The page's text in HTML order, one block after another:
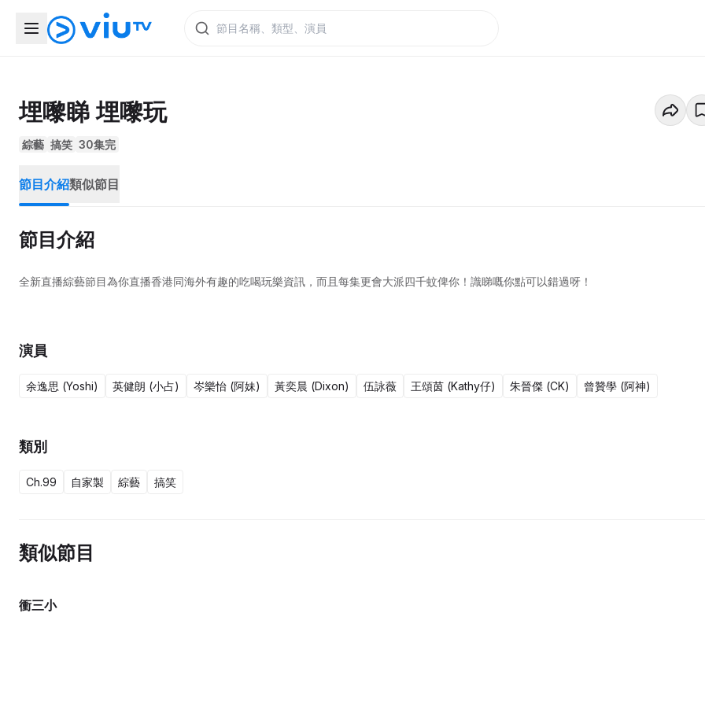
埋嚟睇 埋嚟玩
綜藝 搞笑 30集完
節目介紹類似節目
節目介紹
全新直播綜藝節目為你直播香港同海外有趣的吃喝玩樂資訊，而且每集更會大派四千蚊俾你！識睇嘅你點可以錯過呀！
演員
余逸思 (Yoshi) 英健朗 (小占) 岑樂怡 (阿妹) 黃奕晨 (Dixon) 伍詠薇 王頌茵 (Kathy仔) 朱晉傑 (CK) 曾贊學 (阿神)
類別
Ch.99 自家製 綜藝 搞笑
類似節目
衝三小